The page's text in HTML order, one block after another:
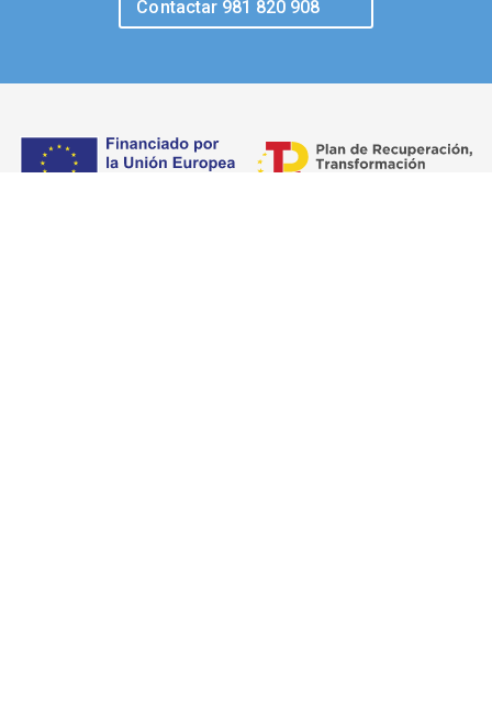
Contactar 981 820 908